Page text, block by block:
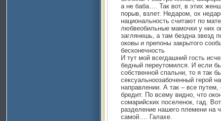
а не баба…. Так вот, в этих
порыв, взлет. Недаром, ох
национальность считают по
любвеобильные мамочки у них
заглянешь, а там бездна звезд
оковы и препоны закрытого
бесконечность
И тут мой всегдашний гость
бедный переутомился. И если
собственной спальни, то я так
сексуальноозабоченный герой
направлении. А так – все
бредит. По всему видно, что
сомарийских поселенок, гад.
разделение нашего племени на
самой…. Галахе.